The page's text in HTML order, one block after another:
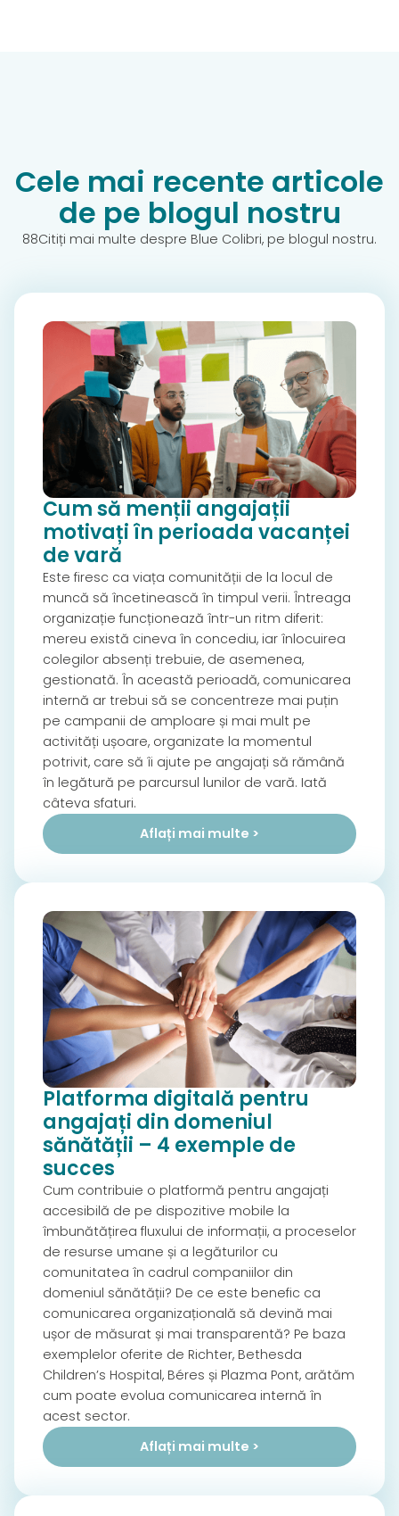
Cele mai recente articole
de pe blogul nostru
88Citiți mai multe despre Blue Colibri, pe blogul nostru.
Cum să menții angajații
motivați în perioada vacanței
de vară
Este firesc ca viața comunității de la locul de
muncă să încetinească în timpul verii. Întreaga
organizație funcționează într-un ritm diferit:
mereu există cineva în concediu, iar înlocuirea
colegilor absenți trebuie, de asemenea,
gestionată. În această perioadă, comunicarea
internă ar trebui să se concentreze mai puțin
pe campanii de amploare și mai mult pe
activități ușoare, organizate la momentul
potrivit, care să îi ajute pe angajați să rămână
în legătură pe parcursul lunilor de vară. Iată
câteva sfaturi.
Aflați mai multe >
Platforma digitală pentru
angajați din domeniul
sănătății – 4 exemple de
succes
Cum contribuie o platformă pentru angajați
accesibilă de pe dispozitive mobile la
îmbunătățirea fluxului de informații, a proceselor
de resurse umane și a legăturilor cu
comunitatea în cadrul companiilor din
domeniul sănătății? De ce este benefic ca
comunicarea organizațională să devină mai
ușor de măsurat și mai transparentă? Pe baza
exemplelor oferite de Richter, Bethesda
Children’s Hospital, Béres și Plazma Pont, arătăm
cum poate evolua comunicarea internă în
acest sector.
Aflați mai multe >